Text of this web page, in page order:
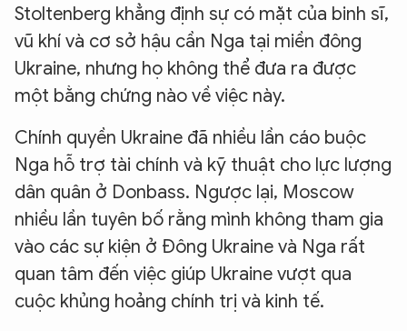
Stoltenberg khẳng định sự có mặt của binh sĩ,
vũ khí và cơ sở hậu cần Nga tại miền đông
Ukraine, nhưng họ không thể đưa ra được
một bằng chứng nào về việc này.
Chính quyền Ukraine đã nhiều lần cáo buộc
Nga hỗ trợ tài chính và kỹ thuật cho lực lượng
dân quân ở Donbass. Ngược lại, Moscow
nhiều lần tuyên bố rằng mình không tham gia
vào các sự kiện ở Đông Ukraine và Nga rất
quan tâm đến việc giúp Ukraine vượt qua
cuộc khủng hoảng chính trị và kinh tế.